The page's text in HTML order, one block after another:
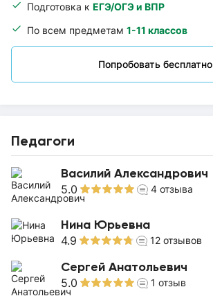
Подготовка к ЕГЭ/ОГЭ и ВПР
По всем предметам 1-11 классов
Попробовать бесплатно
Педагоги
Василий Александрович
5.0 4 отзыва
Нина Юрьевна
4.9 12 отзывов
Сергей Анатольевич
5.0 1 отзыв